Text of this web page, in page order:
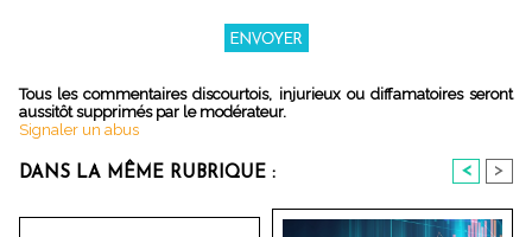
Tous les commentaires discourtois, injurieux ou diffamatoires seront
aussitôt supprimés par le modérateur.
Signaler un abus
DANS LA MÊME RUBRIQUE : < >